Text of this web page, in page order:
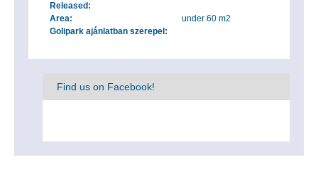
Released:
Area:
under 60 m2
Golipark ajánlatban szerepel:
Find us on Facebook!